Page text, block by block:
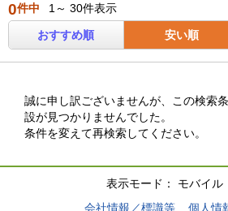
0件中 1～ 30件表示
おすすめ順 安い順
誠に申し訳ございませんが、この検索
設が見つかりませんでした。
条件を変えて再検索してください。
表示モード： モバイル
会社情報／標識等
個人情